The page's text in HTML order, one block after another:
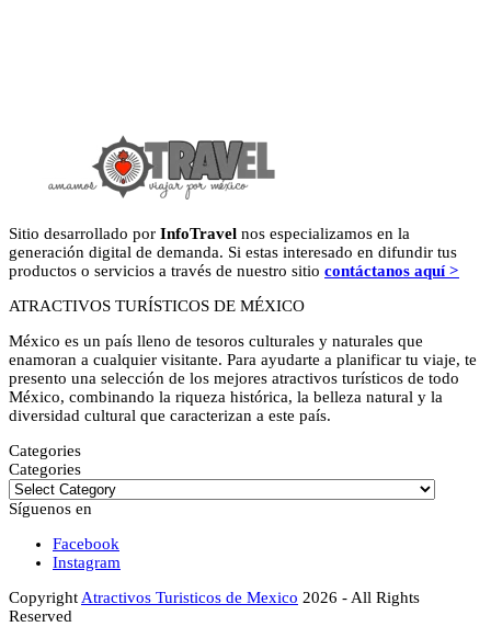
Sitio desarrollado por InfoTravel nos especializamos en la
generación digital de demanda. Si estas interesado en difundir tus
productos o servicios a través de nuestro sitio contáctanos aquí >
ATRACTIVOS TURÍSTICOS DE MÉXICO
México es un país lleno de tesoros culturales y naturales que
enamoran a cualquier visitante. Para ayudarte a planificar tu viaje, te
presento una selección de los mejores atractivos turísticos de todo
México, combinando la riqueza histórica, la belleza natural y la
diversidad cultural que caracterizan a este país.
Categories
Categories
Síguenos en
Facebook
Instagram
Copyright Atractivos Turisticos de Mexico 2026 - All Rights
Reserved